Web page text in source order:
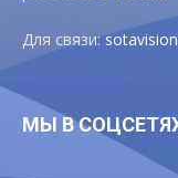
Для связи:
МЫ В